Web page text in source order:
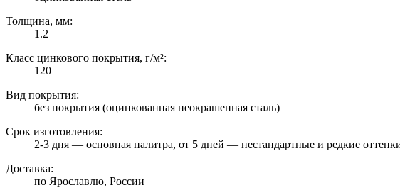
Толщина, мм:
1.2
Класс цинкового покрытия, г/м²:
120
Вид покрытия:
без покрытия (оцинкованная неокрашенная сталь)
Срок изготовления:
2-3 дня — основная палитра, от 5 дней — нестандартные и редкие
Доставка:
по Ярославлю, России